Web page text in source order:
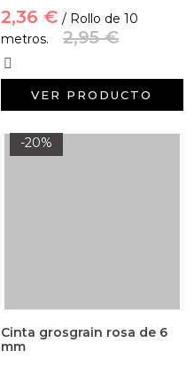
2,36 € / Rollo de 10
metros.
2,95 €
VER PRODUCTO
-20%
Cinta grosgrain rosa de 6
mm